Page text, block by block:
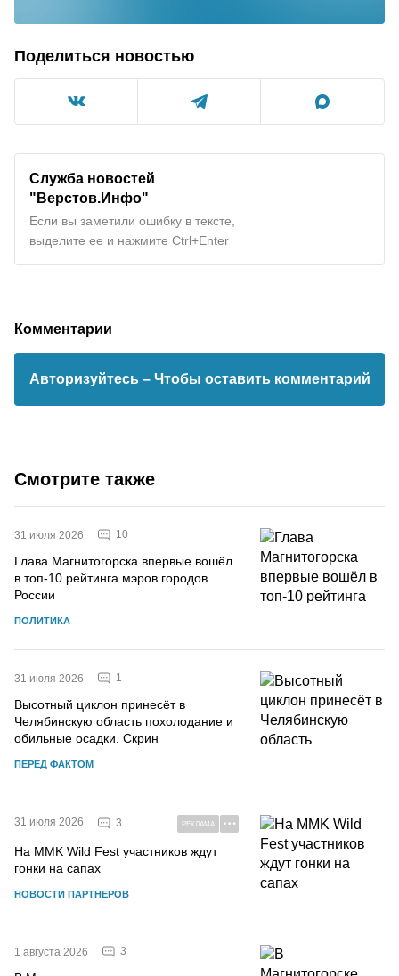
Поделиться новостью
Служба новостей
"Верстов.Инфо"
Если вы заметили ошибку в тексте,
выделите ее и нажмите Ctrl+Enter
Комментарии
Авторизуйтесь – Чтобы оставить комментарий
Смотрите также
31 июля 2026 10
Глава Магнитогорска впервые вошёл
в топ-10 рейтинга мэров городов
России
ПОЛИТИКА
31 июля 2026 1
Высотный циклон принесёт в
Челябинскую область похолодание и
обильные осадки. Скрин
ПЕРЕД ФАКТОМ
31 июля 2026 3 РЕКЛАМА
На MMK Wild Fest участников ждут
гонки на сапах
НОВОСТИ ПАРТНЕРОВ
1 августа 2026 3